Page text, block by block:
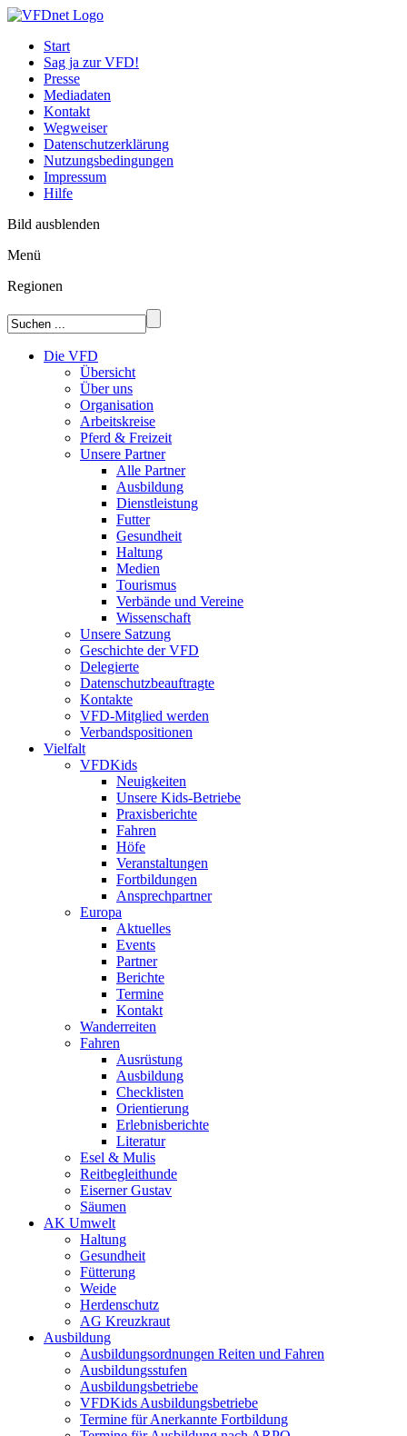
Start
Sag ja zur VFD!
Presse
Mediadaten
Kontakt
Wegweiser
Datenschutzerklärung
Nutzungsbedingungen
Impressum
Hilfe
Bild ausblenden
Menü
Regionen
Die VFD
Übersicht
Über uns
Organisation
Arbeitskreise
Pferd & Freizeit
Unsere Partner
Alle Partner
Ausbildung
Dienstleistung
Futter
Gesundheit
Haltung
Medien
Tourismus
Verbände und Vereine
Wissenschaft
Unsere Satzung
Geschichte der VFD
Delegierte
Datenschutzbeauftragte
Kontakte
VFD-Mitglied werden
Verbandspositionen
Vielfalt
VFDKids
Neuigkeiten
Unsere Kids-Betriebe
Praxisberichte
Fahren
Höfe
Veranstaltungen
Fortbildungen
Ansprechpartner
Europa
Aktuelles
Events
Partner
Berichte
Termine
Kontakt
Wanderreiten
Fahren
Ausrüstung
Ausbildung
Checklisten
Orientierung
Erlebnisberichte
Literatur
Esel & Mulis
Reitbegleithunde
Eiserner Gustav
Säumen
AK Umwelt
Haltung
Gesundheit
Fütterung
Weide
Herdenschutz
AG Kreuzkraut
Ausbildung
Ausbildungsordnungen Reiten und Fahren
Ausbildungsstufen
Ausbildungsbetriebe
VFDKids Ausbildungsbetriebe
Termine für Anerkannte Fortbildung